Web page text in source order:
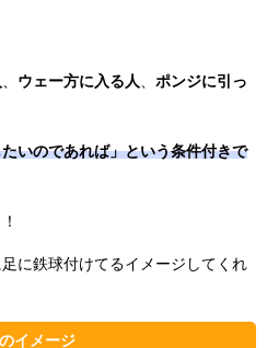
ウェー方に入る人
ポンジに引っ
いのであれば」という条件付きで
に鉄球付けてるイメージしてくれ
イメージ